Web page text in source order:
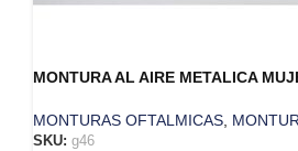
MONTURA AL AIRE METALICA
MONTURAS OFTALMICAS
SKU: g46